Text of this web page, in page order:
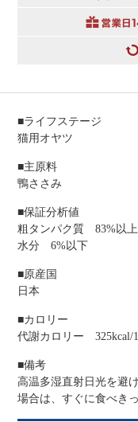
■ライフステージ
猫用オヤツ
■主原料
鴨ささみ
■保証分析値
粗タンパク質 83%以
水分 6%以下
■原産国
日本
■カロリー
代謝カロリー 325kcal/
■備考
高温多湿直射日光を避
場合は、すぐに食べき